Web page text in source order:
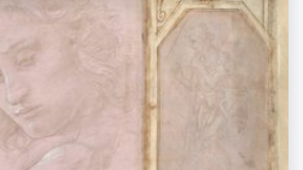
ド。